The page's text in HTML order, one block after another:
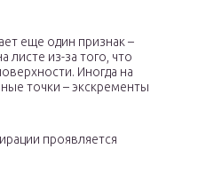
еще один признак –
листе из-за того, что
Иногда на
точки – экскременты
проявляется